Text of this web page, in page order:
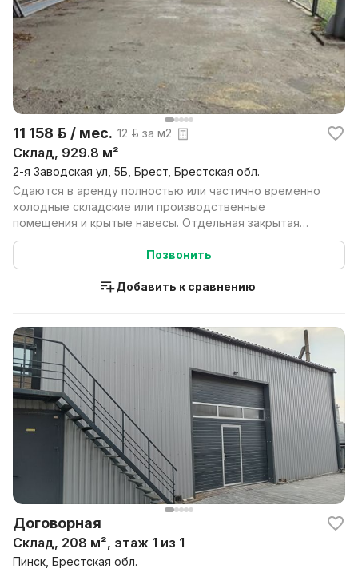
11 158 р. / мес. 12 р. за м2
Склад, 929.8 м²
2-я Заводская ул, 5Б, Брест, Брестская обл.
Сдаются в аренду полностью или частично временно
холодные складские или производственные
помещения и крытые навесы. Отдельная закрытая
территория, асф...
Позвонить
Добавить к сравнению
Договорная
Склад, 208 м², этаж 1 из 1
Пинск, Брестская обл.